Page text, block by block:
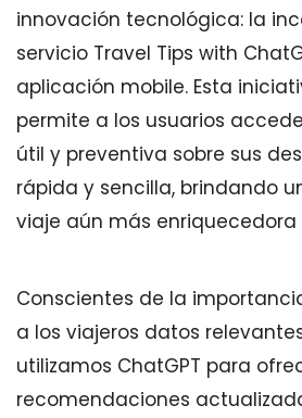
innovación tecnológica: la
servicio Travel Tips with
aplicación mobile. Esta
permite a los usuarios
útil y preventiva sobre sus
rápida y sencilla, brindando
viaje aún más enriquecedora
Conscientes de la
a los viajeros datos
utilizamos ChatGPT para
recomendaciones